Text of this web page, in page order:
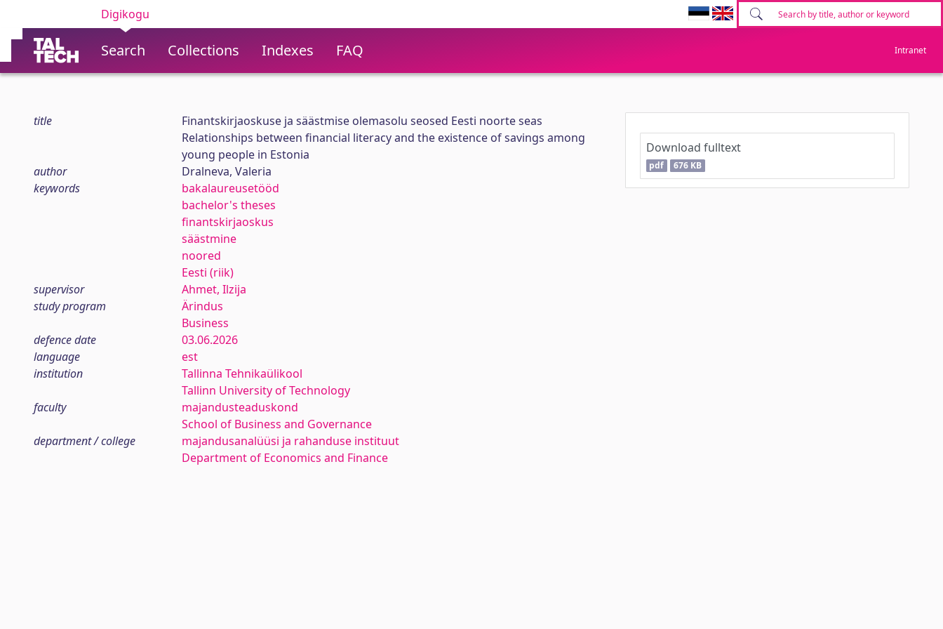
Digikogu
Search Collections Indexes FAQ Intranet
title
Finantskirjaoskuse ja säästmise olemasolu seosed Eesti noorte seas
Relationships between financial literacy and the existence of savings among
young people in Estonia
author
Dralneva, Valeria
keywords
bakalaureusetööd
bachelor's theses
finantskirjaoskus
säästmine
noored
Eesti (riik)
supervisor
Ahmet, Ilzija
study program
Ärindus
Business
defence date
03.06.2026
language
est
institution
Tallinna Tehnikaülikool
Tallinn University of Technology
faculty
majandusteaduskond
School of Business and Governance
department / college
majandusanalüüsi ja rahanduse instituut
Department of Economics and Finance
Download fulltext
pdf 676 KB